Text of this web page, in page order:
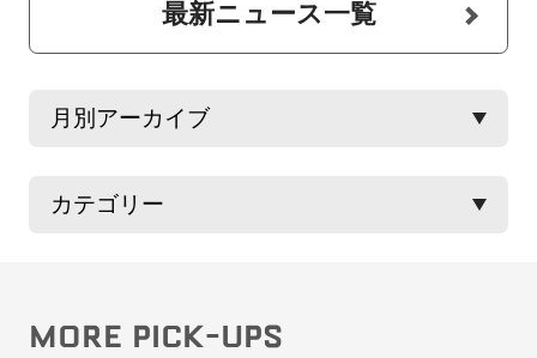
最新ニュース一覧
MORE PICK-UPS